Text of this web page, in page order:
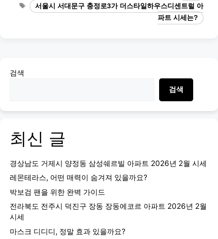
Tags
서울시 서대문구 충정로3가 더스타일하우스디센트럴 아
파트 시세는?
검색
검색
최신 글
경상남도 거제시 양정동 삼성쉐르빌 아파트 2026년 2월 시세
레몬테라스, 어떤 매력이 숨겨져 있을까요?
박보검 팬을 위한 완벽 가이드
전라북도 전주시 덕진구 장동 장동에코르 아파트 2026년 2월
시세
마스크 디디디, 정말 효과 있을까요?